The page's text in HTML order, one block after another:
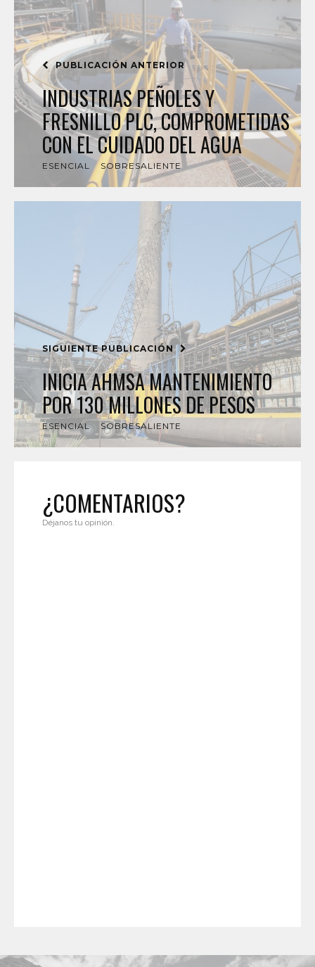
PUBLICACIÓN ANTERIOR
INDUSTRIAS PEÑOLES Y
FRESNILLO PLC, COMPROMETIDAS
CON EL CUIDADO DEL AGUA
ESENCIAL SOBRESALIENTE
SIGUIENTE PUBLICACIÓN
INICIA AHMSA MANTENIMIENTO
POR 130 MILLONES DE PESOS
ESENCIAL SOBRESALIENTE
¿COMENTARIOS?
Déjanos tu opinión.